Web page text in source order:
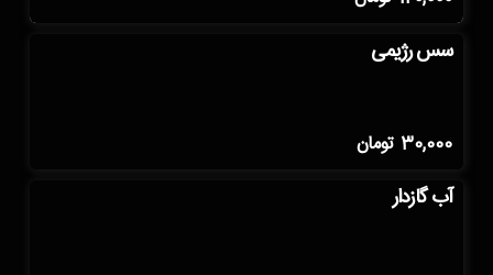
سس رژیمی
30,000 تومان
آب گازدار